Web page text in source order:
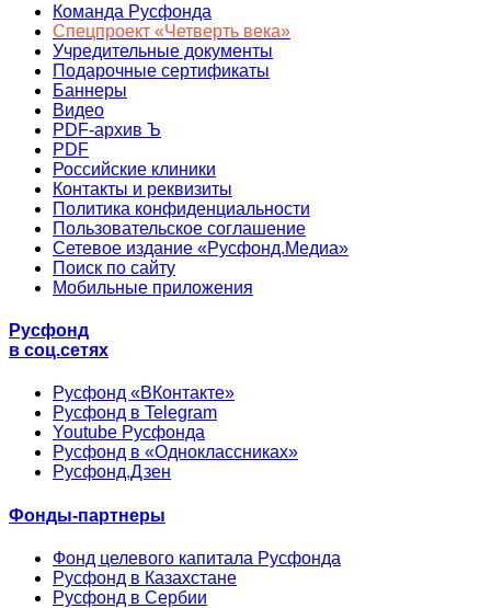
Команда Русфонда
Спецпроект «Четверть века»
Учредительные документы
Подарочные сертификаты
Баннеры
Видео
PDF-архив Ъ
PDF
Российские клиники
Контакты и реквизиты
Политика конфиденциальности
Пользовательское соглашение
Сетевое издание «Русфонд.Медиа»
Поиск по сайту
Мобильные приложения
Русфонд
в соц.сетях
Русфонд «ВКонтакте»
Русфонд в Telegram
Youtube Русфонда
Русфонд в «Одноклассниках»
Русфонд.Дзен
Фонды-партнеры
Фонд целевого капитала Русфонда
Русфонд в Казахстане
Русфонд в Сербии